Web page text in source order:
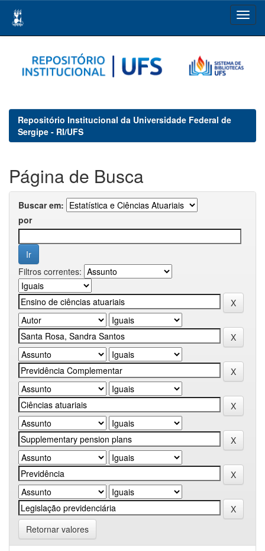
navigation
Repositório Institucional da Universidade Federal de
Sergipe - RI/UFS
Página de Busca
Buscar em:
por
Filtros correntes:
Retornar valores